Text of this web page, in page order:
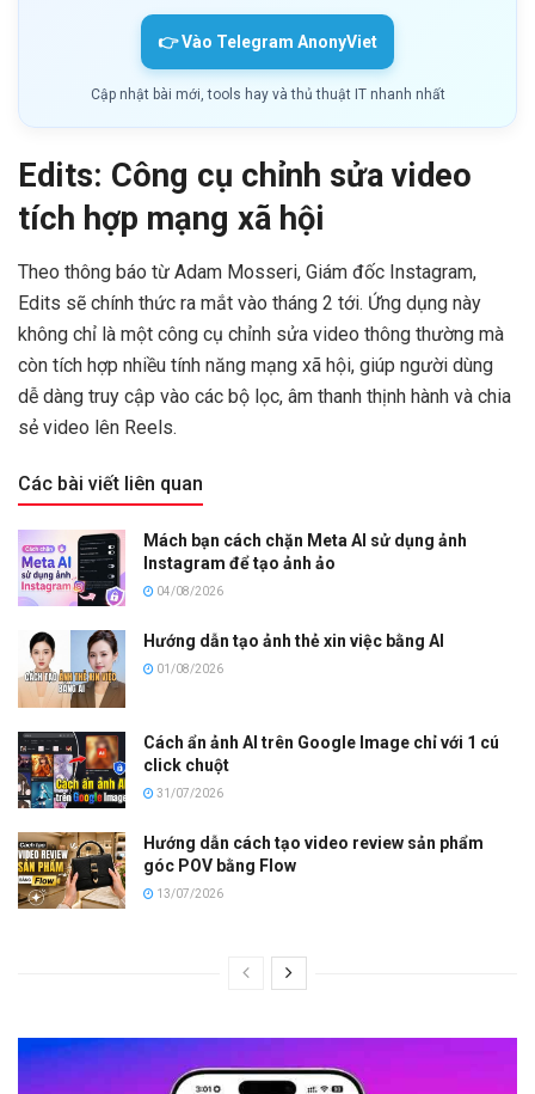
👉 Vào Telegram AnonyViet
Cập nhật bài mới, tools hay và thủ thuật IT nhanh nhất
Edits: Công cụ chỉnh sửa video
tích hợp mạng xã hội
Theo thông báo từ Adam Mosseri, Giám đốc Instagram,
Edits sẽ chính thức ra mắt vào tháng 2 tới. Ứng dụng này
không chỉ là một công cụ chỉnh sửa video thông thường mà
còn tích hợp nhiều tính năng mạng xã hội, giúp người dùng
dễ dàng truy cập vào các bộ lọc, âm thanh thịnh hành và chia
sẻ video lên Reels.
Các bài viết liên quan
Mách bạn cách chặn Meta AI sử dụng ảnh
Instagram để tạo ảnh ảo
04/08/2026
Hướng dẫn tạo ảnh thẻ xin việc bằng AI
01/08/2026
Cách ẩn ảnh AI trên Google Image chỉ với 1 cú
click chuột
31/07/2026
Hướng dẫn cách tạo video review sản phẩm
góc POV bằng Flow
13/07/2026